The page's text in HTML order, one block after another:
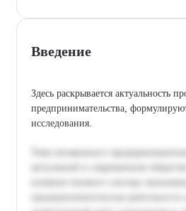
Введение
Здесь раскрывается актуальность
предпринимательства,
исследования.